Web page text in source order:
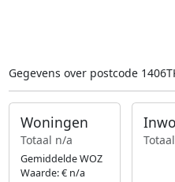
Gegevens over postcode
Woningen
Totaal n/a
Gemiddelde WOZ
Waarde: € n/a